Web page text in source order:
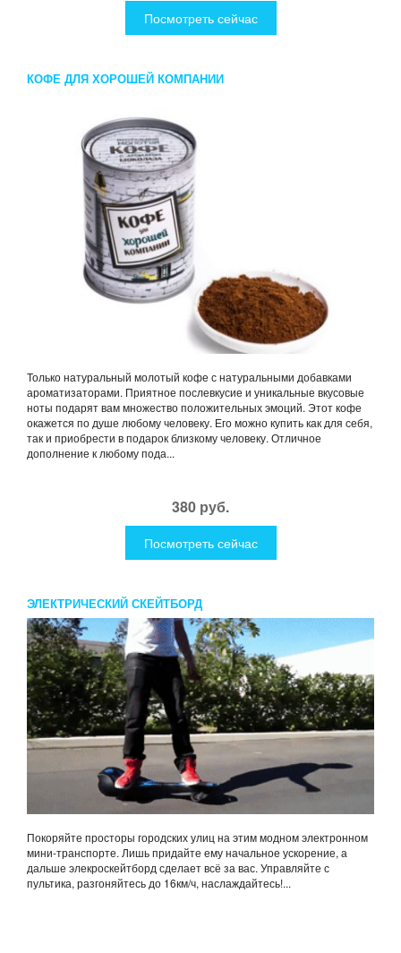
Посмотреть сейчас
КОФЕ ДЛЯ ХОРОШЕЙ КОМПАНИИ
Только натуральный молотый кофе с натуральными добавками
ароматизаторами. Приятное послевкусие и уникальные вкусовые
ноты подарят вам множество положительных эмоций. Этот кофе
окажется по душе любому человеку. Его можно купить как для себя,
так и приобрести в подарок близкому человеку. Отличное
дополнение к любому пода...
380 руб.
Посмотреть сейчас
ЭЛЕКТРИЧЕСКИЙ СКЕЙТБОРД
Покоряйте просторы городских улиц на этим модном электронном
мини-транспорте. Лишь придайте ему начальное ускорение, а
дальше элекроскейтборд сделает всё за вас. Управляйте с
пультика, разгоняйтесь до 16км/ч, наслаждайтесь!...